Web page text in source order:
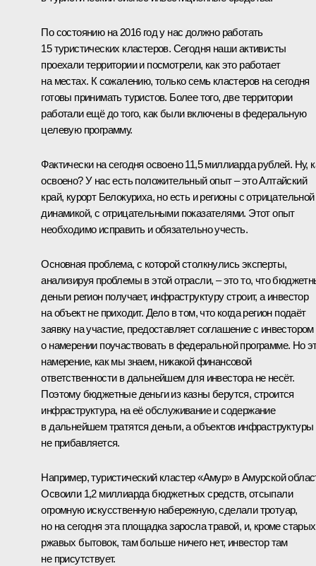
По состоянию на 2016 год у нас должно работать
15 туристических кластеров. Сегодня наши активисты
проехали территории и посмотрели, как это работает
на местах. К сожалению, только семь кластеров на сегодня
готовы принимать туристов. Более того, две территории
работали ещё до того, как были включены в федеральную
целевую программу.
Фактически на сегодня освоено 11,5 миллиарда рублей. Ну,
освоено? У нас есть положительный опыт – это Алтайский
край, курорт Белокуриха, но есть и регионы с отрицательной
динамикой, с отрицательными показателями. Этот опыт
необходимо исправить и обязательно учесть.
Основная проблема, с которой столкнулись эксперты,
анализируя проблемы в этой отрасли, – это то, что
деньги регион получает, инфраструктуру строит, а инвестор
на объект не приходит. Дело в том, что когда регион подаёт
заявку на участие, предоставляет соглашение с инвестором
о намерении поучаствовать в федеральной программе. Но
намерение, как мы знаем, никакой финансовой
ответственности в дальнейшем для инвестора не несёт.
Поэтому бюджетные деньги из казны берутся, строится
инфраструктура, на её обслуживание и содержание
в дальнейшем тратятся деньги, а объектов инфраструктуры
не прибавляется.
Например, туристический кластер «Амур» в Амурской
Освоили 1,2 миллиарда бюджетных средств, отсыпали
огромную искусственную набережную, сделали тротуар,
но на сегодня эта площадка заросла травой, и, кроме старых
ржавых бытовок, там больше ничего нет, инвестор там
не присутствует.